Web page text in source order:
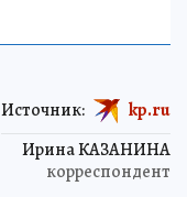
Ирина КАЗАНИНА
корреспондент
Источник: kp.ru